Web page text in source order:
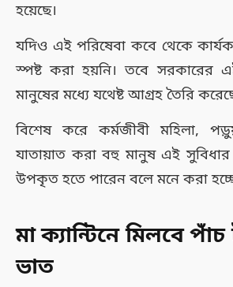
হয়েছে।
যদিও এই পরিষেবা কবে থেকে
স্পষ্ট করা হয়নি। তবে সরকারের এই
মানুষের মধ্যে যথেষ্ট আগ্রহ তৈরি
বিশেষ করে কর্মজীবী মহিলা,
যাতায়াত করা বহু মানুষ এই
উপকৃত হতে পারেন বলে মনে করা
মা ক্যান্টিনে মিলবে
ভাত